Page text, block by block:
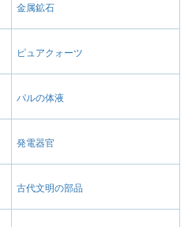
金属鉱石
ピュアクォーツ
パルの体液
発電器官
古代文明の部品